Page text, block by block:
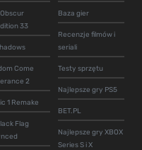
33
Come
2
1 Remake
Flag
Baza gier
Recenzje filmów i
seriali
Testy sprzętu
Najlepsze gry PS5
BET.PL
Najlepsze gry XBOX
Series S i X